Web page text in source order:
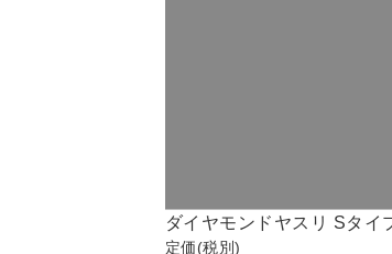
ダイヤモンドヤスリ Sタ
定価(税別)